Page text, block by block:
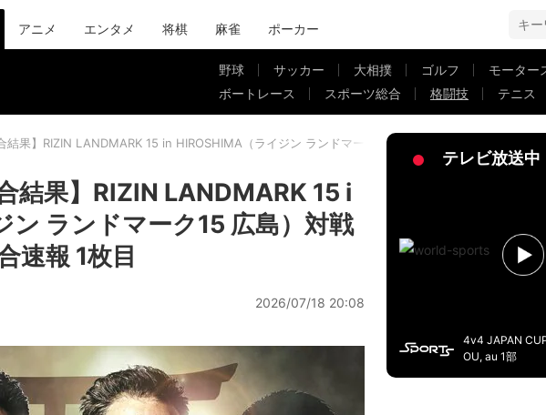
アニメ エンタメ 将棋 麻雀 ポーカー
野球 サッカー 大相撲 ゴルフ
モーター
ボートレース
スポーツ総合 格闘技 テニス
結果】RIZIN LANDMARK 15 in HIROSHIMA（ライジン ランドマーク15 広島）対戦カード・大会情報
結果】RIZIN LANDMARK 15 i
ランドマーク15 広島）対戦
速報 1枚目
2026/07/18 20:08
テレビ放送中
4v4 JAPAN
OU, au 1部